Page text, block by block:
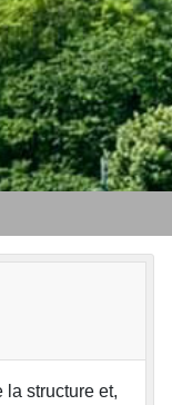
structure et,